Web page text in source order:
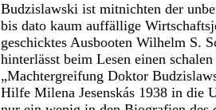
Budzislawski ist mitnichten der
bis dato kaum auffällige
geschicktes Ausbooten Wilhelm S.
hinterlässt beim Lesen einen
„Machtergreifung Doktor
Hilfe Milena Jesenskás 1938 in die